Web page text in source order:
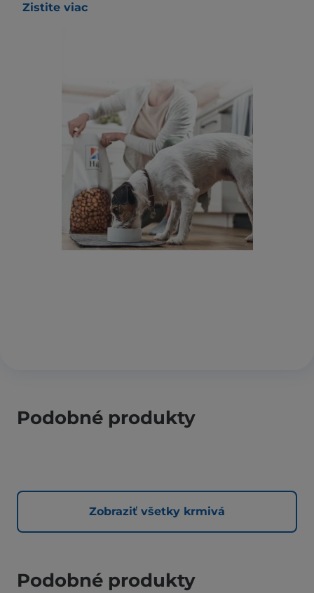
Zistite viac
Podobné produkty
Zobraziť všetky krmivá
Podobné produkty